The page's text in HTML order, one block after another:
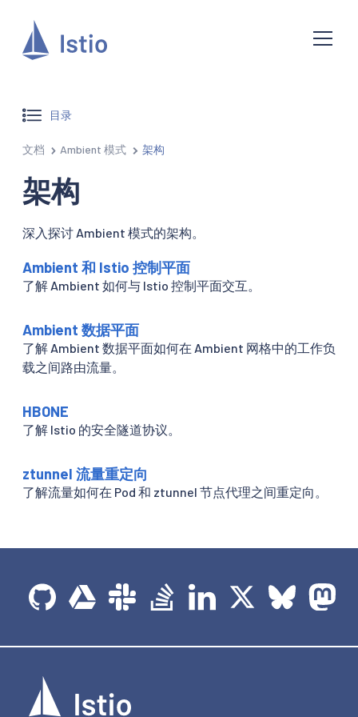
目录
文档 Ambient 模式 架构
架构
深入探讨 Ambient 模式的架构。
Ambient 和 Istio 控制平面
了解 Ambient 如何与 Istio 控制平面交互。
Ambient 数据平面
了解 Ambient 数据平面如何在 Ambient 网格中的工作负
载之间路由流量。
HBONE
了解 Istio 的安全隧道协议。
ztunnel 流量重定向
了解流量如何在 Pod 和 ztunnel 节点代理之间重定向。